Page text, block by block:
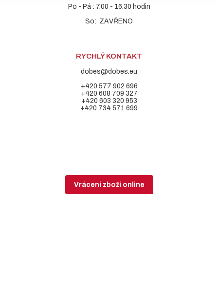
Po - Pá : 7.00 - 16.30 hodin
So: ZAVŘENO
RYCHLÝ KONTAKT
dobes@dobes.eu
+420 577 902 696
+420 608 709 327
+420 603 320 953
+420 734 571 699
Vrácení zboží online